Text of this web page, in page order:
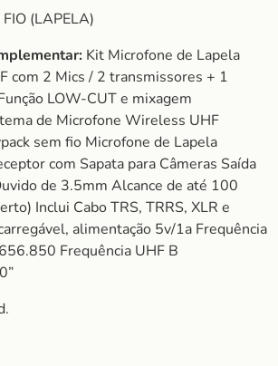
(LAPELA)
Kit Microfone de Lapela
com 2 Mics / 2 transmissores + 1
LOW-CUT e mixagem
de Microfone Wireless UHF
sem fio Microfone de Lapela
com Sapata para Câmeras Saída
de 3.5mm Alcance de até 100
Inclui Cabo TRS, TRRS, XLR e
alimentação 5v/1a Frequência
Frequência UHF B